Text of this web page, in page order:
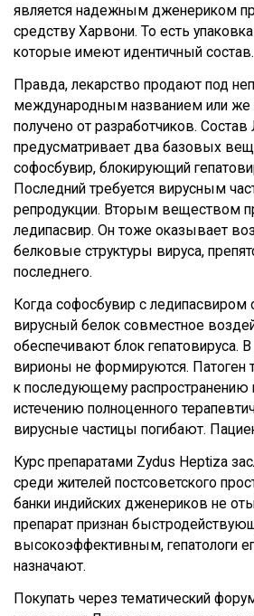
является надежным дженериком
средству Харвони. То есть
которые имеют идентичный состав.
Правда, лекарство продают под
международным названием или же
получено от разработчиков.
предусматривает два базовых
софосбувир, блокирующий
Последний требуется вирусным
репродукции. Вторым веществом
ледипасвир. Он тоже оказывает
белковые структуры вируса,
последнего.
Когда софосбувир с
вирусный белок совместное
обеспечивают блок гепатовируса.
вирионы не формируются. Патоген
к последующему распространению
истечению полноценного
вирусные частицы погибают.
Курс препаратами Zydus Heptiza
среди жителей постсоветского
банки индийских дженериков не
препарат признан
высокоэффективным, гепатологи
назначают.
Покупать через тематический